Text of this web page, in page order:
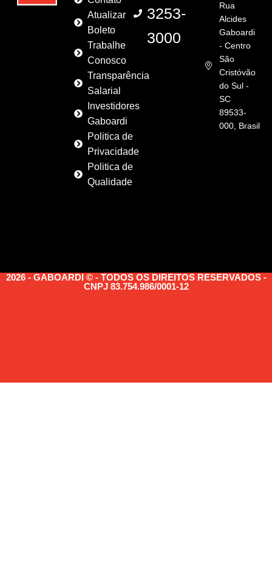
Atualizar
Boleto
Trabalhe
Conosco
Transparência
Salarial
Investidores
Gaboardi
Politica de
Privacidade
Politica de
Qualidade
3253-
3000
Rua
Alcides
Gaboardi
- Centro
São
Cristóvão
do Sul -
SC
89533-
000, Brasil
2026 - GABOARDI © - TODOS OS DIREITOS RESERVADOS -
CNPJ 83.754.986/0001-12